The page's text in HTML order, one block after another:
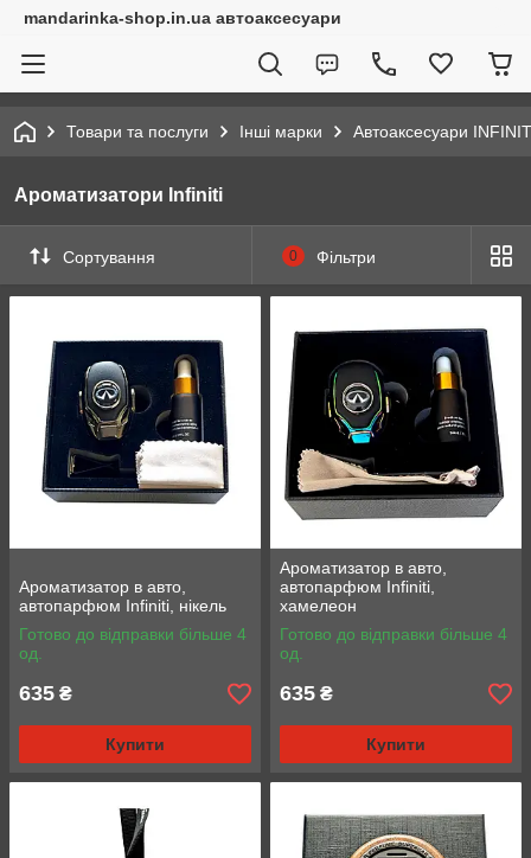
mandarinka-shop.in.ua автоаксесуари
Товари та послуги Інші марки Автоаксесуари
Ароматизатори Infiniti
Сортування 0 Фільтри
Ароматизатор в авто,
автопарфюм Infiniti, нікель
Готово до відправки більше 4
од.
635 ₴
Купити
Ароматизатор в авто,
автопарфюм Infiniti,
хамелеон
Готово до відправки більше 4
од.
635 ₴
Купити